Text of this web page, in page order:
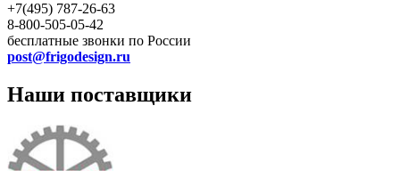
+7(495) 787-26-63
8-800-505-05-42
бесплатные звонки по России
post@frigodesign.ru
Наши поставщики